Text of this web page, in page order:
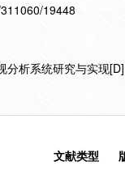
19448
分析系统研究与实现
文献类型